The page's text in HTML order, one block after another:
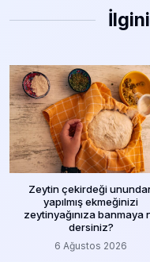
Zeytin çekirdeği
yapılmış ekmeğinizi
zeytinyağınıza banmaya
dersiniz?
6 Ağustos 2026